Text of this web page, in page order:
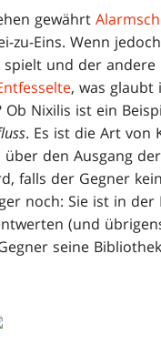
gewährt
zu-Eins. Wenn
spielt und der andere
, was
Ob Nixilis ist ein
. Es ist die Art von
den Ausgang
falls der Gegner
noch: Sie ist in der
(und
seine